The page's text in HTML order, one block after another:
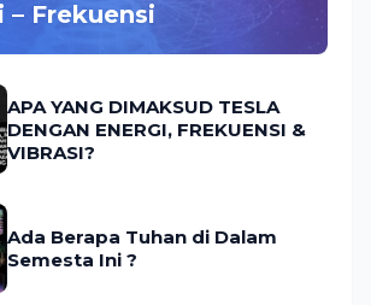
– Frekuensi
APA YANG DIMAKSUD TESLA
DENGAN ENERGI, FREKUENSI &
VIBRASI?
Ada Berapa Tuhan di Dalam
Semesta Ini ?